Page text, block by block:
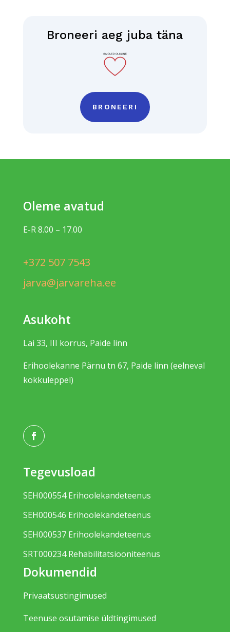
Broneeri aeg juba täna
BRONEERI
Oleme avatud
E-R 8.00 – 17.00
+372 507 7543
jarva@jarvareha.ee
Asukoht
Lai 33, III korrus, Paide linn
Erihoolekanne Pärnu tn 67, Paide linn (eelneval
kokkuleppel)
Tegevusload
SEH000554 Erihoolekandeteenus
SEH000546 Erihoolekandeteenus
SEH000537 Erihoolekandeteenus
SRT000234 Rehabilitatsiooniteenus
Dokumendid
Privaatsustingimused
Teenuse osutamise üldtingimused